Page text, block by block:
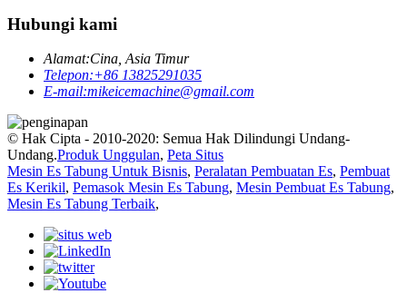
Hubungi kami
Alamat:Cina, Asia Timur
Telepon:+86 13825291035
E-mail:mikeicemachine@gmail.com
© Hak Cipta - 2010-2020: Semua Hak Dilindungi Undang-
Undang.Produk Unggulan, Peta Situs
Mesin Es Tabung Untuk Bisnis, Peralatan Pembuatan Es, Pembuat
Es Kerikil, Pemasok Mesin Es Tabung, Mesin Pembuat Es Tabung,
Mesin Es Tabung Terbaik,